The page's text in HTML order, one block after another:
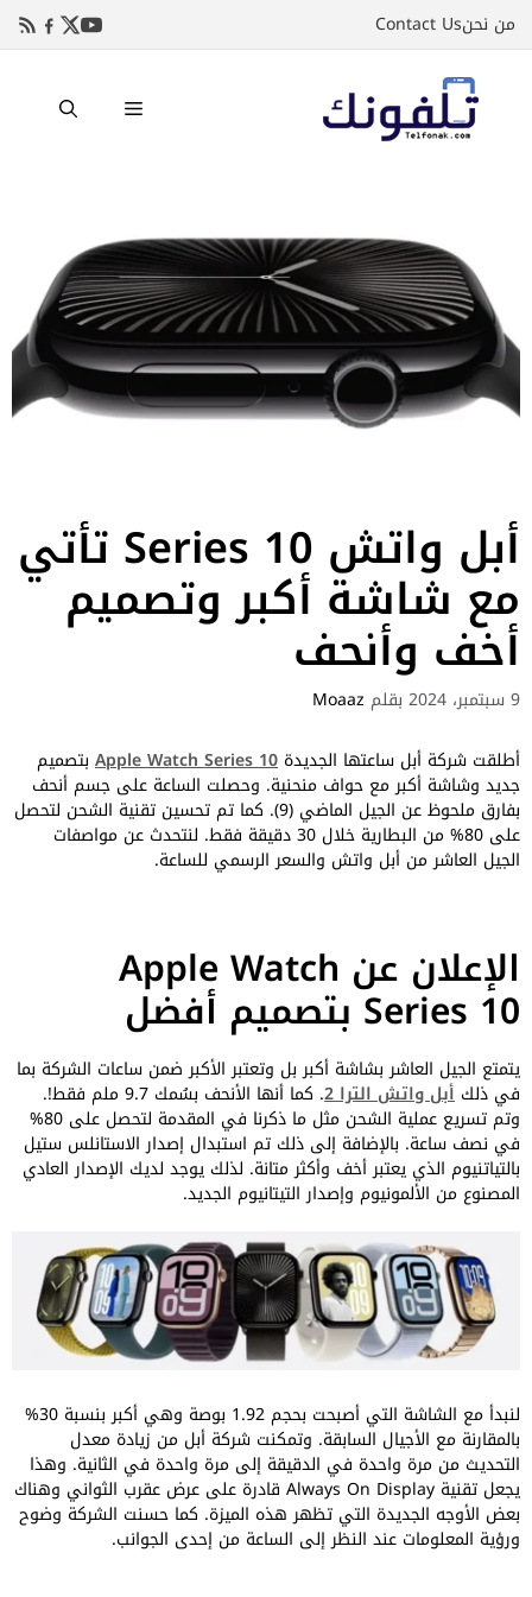
إلىمن نحنContact Us
القائمة
أبل واتش Series 10 تأتي
مع شاشة أكبر وتصميم
أخف وأنحف
9 سبتمبر، 2024 بقلم Moaaz
أطلقت شركة أبل ساعتها الجديدة Apple Watch Series 10 بتصميم
جديد وشاشة أكبر مع حواف منحنية. وحصلت الساعة على جسم أنحف
بفارق ملحوظ عن الجيل الماضي (9). كما تم تحسين تقنية الشحن لتحصل
على 80% من البطارية خلال 30 دقيقة فقط. لنتحدث عن مواصفات
الجيل العاشر من أبل واتش والسعر الرسمي للساعة.
الإعلان عن Apple Watch
Series 10 بتصميم أفضل
يتمتع الجيل العاشر بشاشة أكبر بل وتعتبر الأكبر ضمن ساعات الشركة بما
في ذلك أبل واتش الترا 2 . كما أنها الأنحف بسُمك 9.7 ملم فقط!.
وتم تسريع عملية الشحن مثل ما ذكرنا في المقدمة لتحصل على 80%
في نصف ساعة. بالإضافة إلى ذلك تم استبدال إصدار الاستانلس ستيل
بالتياتنيوم الذي يعتبر أخف وأكثر متانة. لذلك يوجد لديك الإصدار العادي
المصنوع من الألمونيوم وإصدار التيتانيوم الجديد.
لنبدأ مع الشاشة التي أصبحت بحجم 1.92 بوصة وهي أكبر بنسبة 30%
بالمقارنة مع الأجيال السابقة. وتمكنت شركة أبل من زيادة معدل
التحديث من مرة واحدة في الدقيقة إلى مرة واحدة في الثانية. وهذا
يجعل تقنية Always On Display قادرة على عرض عقرب الثواني وهناك
بعض الأوجه الجديدة التي تظهر هذه الميزة. كما حسنت الشركة وضوح
ورؤية المعلومات عند النظر إلى الساعة من إحدى الجوانب.